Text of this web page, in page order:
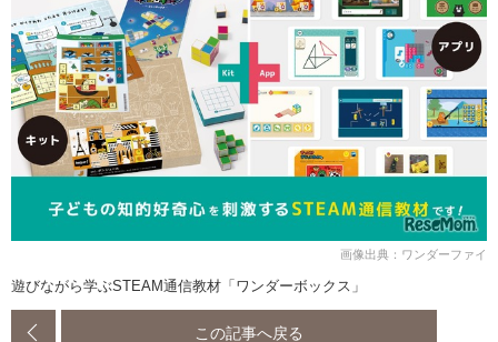
画像出典：ワンダーファイ
遊びながら学ぶSTEAM通信教材「ワンダーボックス」
この記事へ戻る